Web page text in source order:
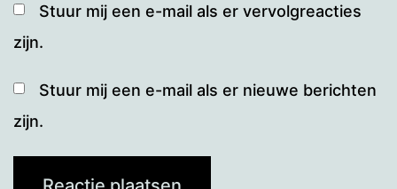
Stuur mij een e-mail als er vervolgreacties
zijn.
Stuur mij een e-mail als er nieuwe berichten
zijn.